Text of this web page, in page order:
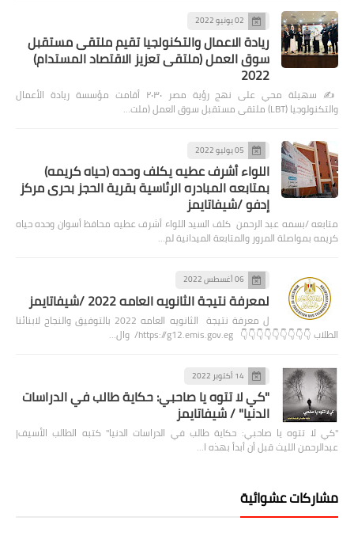
02 يونيو 2022
ريادة الاعمال والتكنولجيا تقيم ملتقى مستقبل
سوق العمل (ملتقى تعزيز الاقتصاد المستدام)
2022
✍️ سهيلة محي على نهج رؤية مصر ٢٠٣٠ أقامت مؤسسة ريادة الأعمال
والتكنولوجيا (LBT) ملتقى مستقبل سوق العمل (ملت…
05 يوليو 2022
اللواء أشرف عطيه يكلف وحده (حياه كريمه)
بمتابعه المبادره الرئاسية بقرية الحجز بحرى مركز
إدفو /شيفاتايمز
متابعه /بسمه عبد الرحمن كلف السيد اللواء أشرف عطيه محافظ أسوان وحده حياه
كريمه بمواصلة المرور والمتابعة الميدانية لم…
06 أغسطس 2022
لمعرفة نتيجة الثانويه العامه 2022 /شيفاتايمز
ل معرفة نتيجة الثانويه العامه 2022 بالتوفيق والنجاح لابنائنا
الطلاب 👇👇👇👇👇👇👇👇👇 https://g12.emis.gov.eg/ وال…
14 أكتوبر 2022
"كي لا تتوه يا صاحبي: حكاية طالب في الدراسات
الدنيا" / شيفاتايمز
"كي لا تتوه يا صاحبي: حكاية طالب في الدراسات الدنيا" كتبه الطالب الأسيف|
عبدالرحمن الليث قبل أن أبدأ بهذه ا…
مشاركات عشوائية